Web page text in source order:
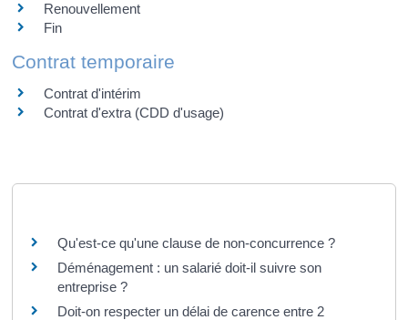
Renouvellement
Fin
Contrat temporaire
Contrat d'intérim
Contrat d'extra (CDD d'usage)
Qu'est-ce qu'une clause de non-concurrence ?
Déménagement : un salarié doit-il suivre son
entreprise ?
Doit-on respecter un délai de carence entre 2